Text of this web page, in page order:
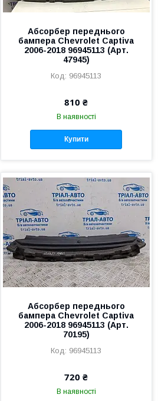
Абсорбер переднього
бампера Chevrolet Captiva
2006-2018 96945113 (Арт.
47945)
96945113
810 ₴
В наявності
Купити
Абсорбер переднього
бампера Chevrolet Captiva
2006-2018 96945113 (Арт.
70195)
96945113
720 ₴
В наявності